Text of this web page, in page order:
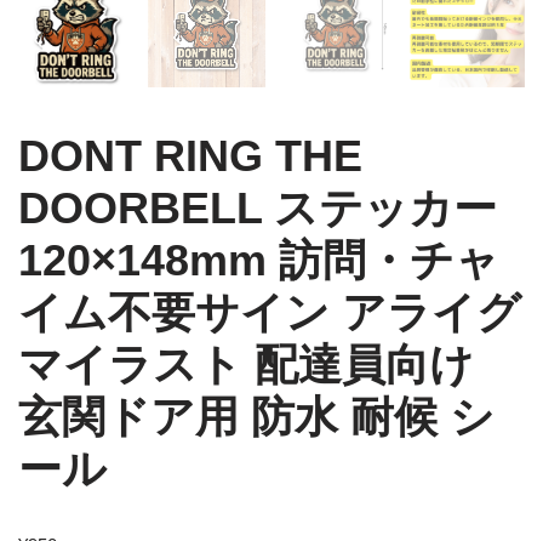
DONT RING THE
DOORBELL ステッカー
120×148mm 訪問・チャ
イム不要サイン アライグ
マイラスト 配達員向け
玄関ドア用 防水 耐候 シ
ール